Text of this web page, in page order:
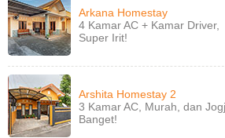
Arkana Homestay
4 Kamar AC + Kamar Driver,
Super Irit!
Arshita Homestay 2
3 Kamar AC, Murah, dan
Banget!